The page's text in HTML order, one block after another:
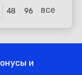
48 96 все
и